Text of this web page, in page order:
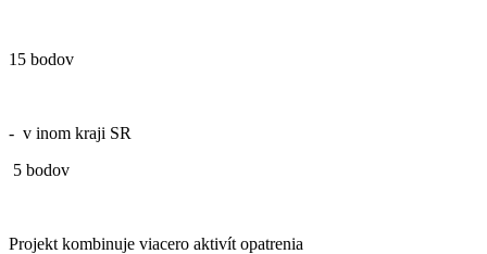
15 bodov
- v inom kraji SR
5 bodov
Projekt kombinuje viacero aktivít opatrenia